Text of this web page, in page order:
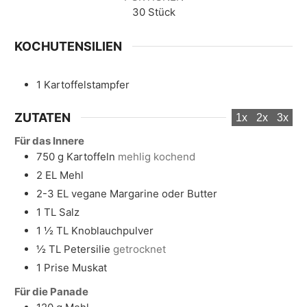
30 Stück
KOCHUTENSILIEN
1 Kartoffelstampfer
ZUTATEN 1x 2x 3x
Für das Innere
750 g Kartoffeln mehlig kochend
2 EL Mehl
2-3 EL vegane Margarine oder Butter
1 TL Salz
1 ½ TL Knoblauchpulver
½ TL Petersilie getrocknet
1 Prise Muskat
Für die Panade